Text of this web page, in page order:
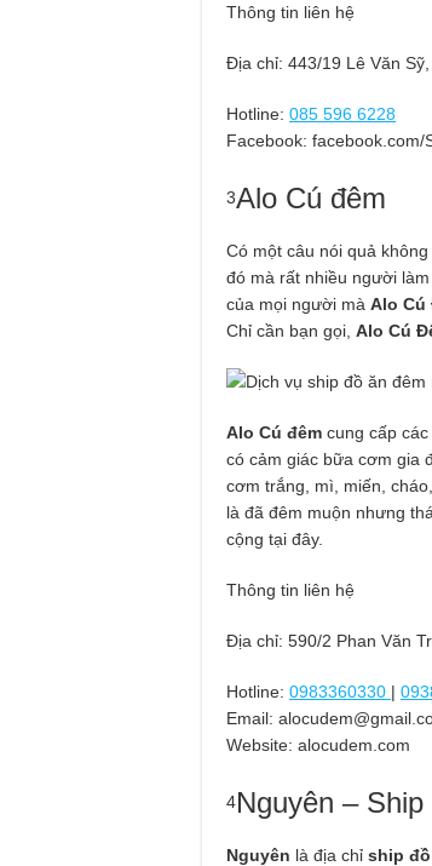
Thông tin liên hệ
Địa chỉ: 443/19 Lê Văn
Hotline: 085 596 6228
Facebook:
3Alo Cú đêm
Có một câu nói quả
đó mà rất nhiều người
của mọi người mà Alo Cú
Chỉ cần bạn gọi, Alo Cú
Alo Cú đêm cung cấp
có cảm giác bữa cơm gia
cơm trắng, mì, miến,
là đã đêm muộn nhưng
cộng tại đây.
Thông tin liên hệ
Địa chỉ: 590/2 Phan Văn
Hotline: 0983360330 |
Email:
Website: alocudem.com
4Nguyên –
Nguyên là địa chỉ ship